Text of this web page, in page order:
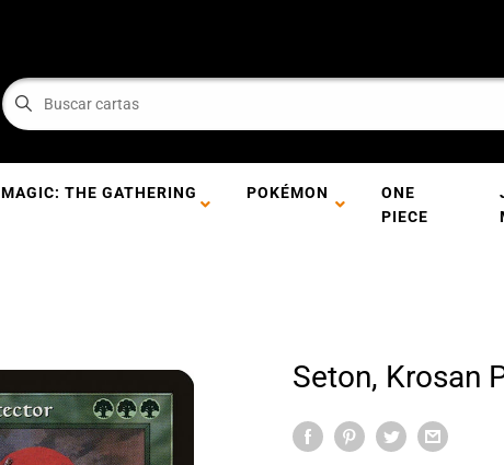
MAGIC: THE GATHERING POKÉMON
ONE
PIECE
Seton, Krosan